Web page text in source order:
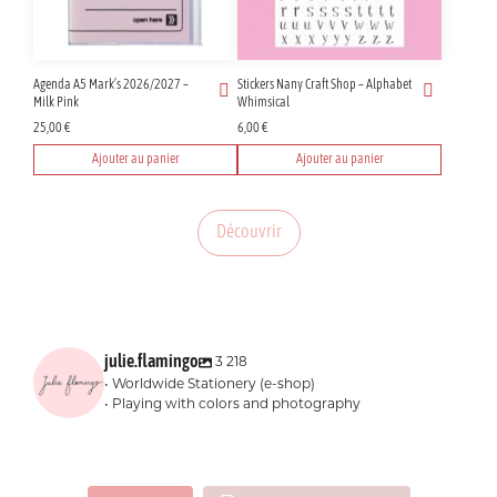
Agenda A5 Mark’s 2026/2027 –
Milk Pink
25,00€
Ajouter au panier
Stickers Nany Craft Shop – Alphabet
Whimsical
6,00€
Ajouter au panier
Découvrir
julie.flamingo
3 218
• Worldwide Stationery (e-shop)
• Playing with colors and photography
“Un dernier drop
julie.flamingo
julie.flamingo